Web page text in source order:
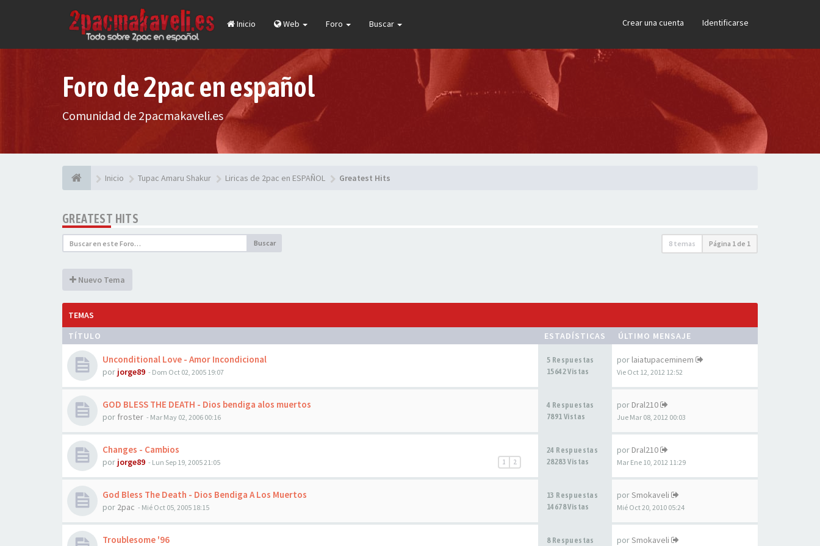
Inicio Web Foro Buscar Crear una cuenta Identificarse
Foro de 2pac en español
Comunidad de 2pacmakaveli.es
Inicio Tupac Amaru Shakur Liricas de 2pac en ESPAÑOL Greatest Hits
GREATEST HITS
Buscar 8 temas Página 1 de 1
Nuevo Tema
TEMAS
TÍTULO
ESTADÍSTICAS ÚLTIMO MENSAJE
Unconditional Love - Amor Incondicional
por jorge89 - Dom Oct 02, 2005 19:07
5 Respuestas
15642 Vistas
por laiatupaceminem
Vie Oct 12, 2012 12:52
GOD BLESS THE DEATH - Dios bendiga alos muertos
por froster - Mar May 02, 2006 00:16
4 Respuestas
7891 Vistas
por Dral210
Jue Mar 08, 2012 00:03
Changes - Cambios
1 2
por jorge89 - Lun Sep 19, 2005 21:05
24 Respuestas
28283 Vistas
por Dral210
Mar Ene 10, 2012 11:29
God Bless The Death - Dios Bendiga A Los Muertos
por 2pac - Mié Oct 05, 2005 18:15
13 Respuestas
14678 Vistas
porSmokaveli
Mié Oct 20, 2010 05:24
Troublesome '96
8 Respuestas
porSmokaveli